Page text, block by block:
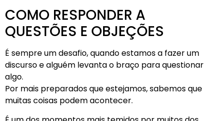
COMO RESPONDER A
QUESTÕES E OBJEÇÕES
É sempre um desafio, quando estamos a fazer um
discurso e alguém levanta o braço para questionar
algo.
Por mais preparados que estejamos, sabemos que
muitas coisas podem acontecer.